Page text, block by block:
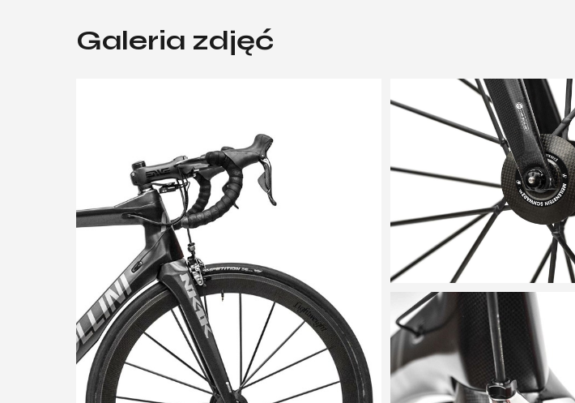
Galeria zdjęć